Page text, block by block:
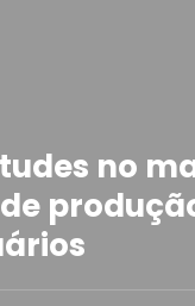
no